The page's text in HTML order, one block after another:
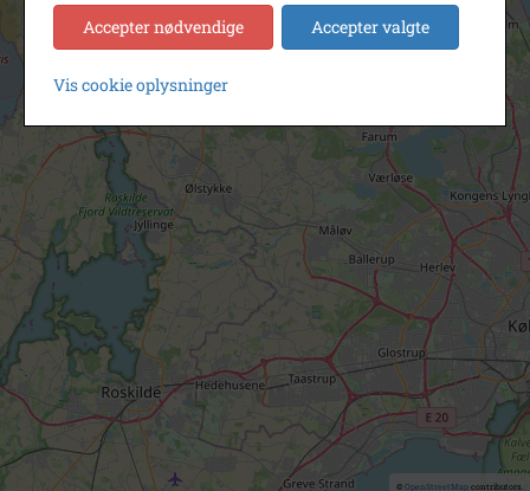
© OpenStreetMapcontributors.
Accepter nødvendige Accepter valgte
Vis cookie oplysninger